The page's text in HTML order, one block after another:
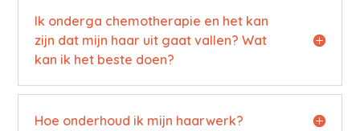
Ik onderga chemotherapie en het kan
zijn dat mijn haar uit gaat vallen? Wat
kan ik het beste doen?
Hoe onderhoud ik mijn haarwerk?